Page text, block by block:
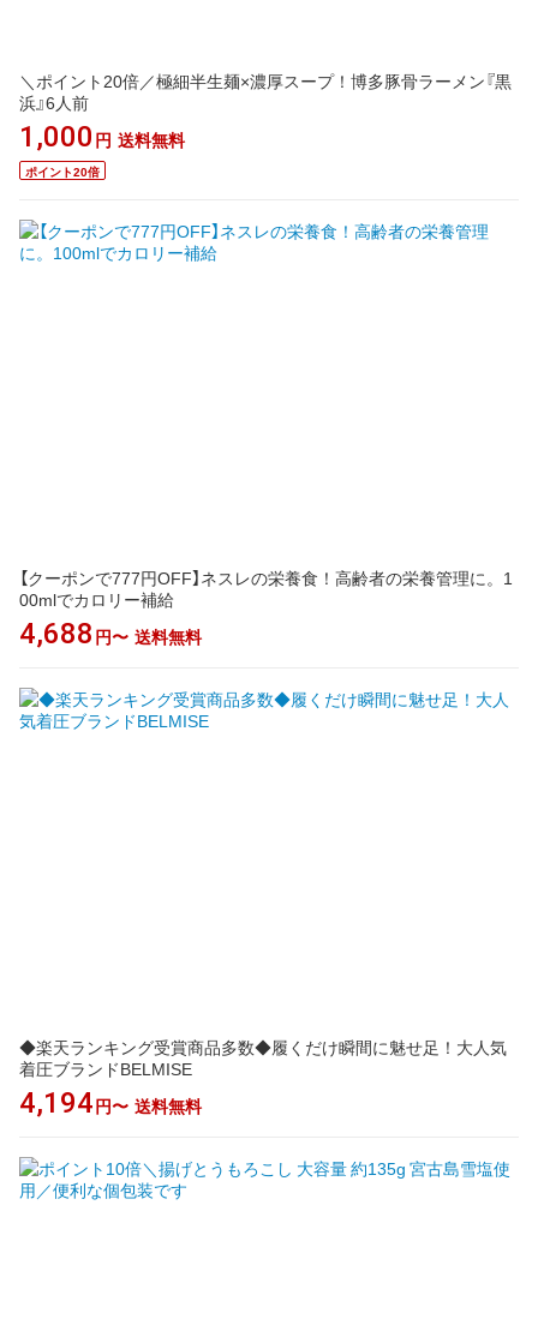
＼ポイント20倍／極細半生麺×濃厚スープ！博多豚骨ラーメン『黒
浜』6人前
1,000 円 送料無料
ポイント20倍
【クーポンで777円OFF】ネスレの栄養食！高齢者の栄養管理に。1
00mlでカロリー補給
4,688 円〜 送料無料
◆楽天ランキング受賞商品多数◆履くだけ瞬間に魅せ足！大人気
着圧ブランドBELMISE
4,194 円〜 送料無料